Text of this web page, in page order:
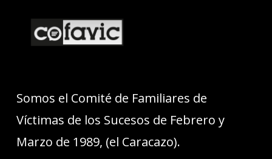
Somos el Comité de Familiares de
Víctimas de los Sucesos de Febrero y
Marzo de 1989, (el Caracazo).